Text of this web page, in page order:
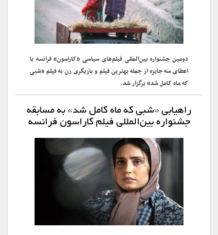
دومین جشنواره بین‌المللی فیلم‌های سیاسی «کاراسون» فرانسه با
اعطای سه جایزه از جمله بهترین فیلم و بازیگری زن به فیلم «شبی
که ماه کامل شد» برگزار شد.
راهیابی «شبی که ماه کامل شد» به مسابقه
جشنواره بین‌المللی فیلم کاراسون فرانسه